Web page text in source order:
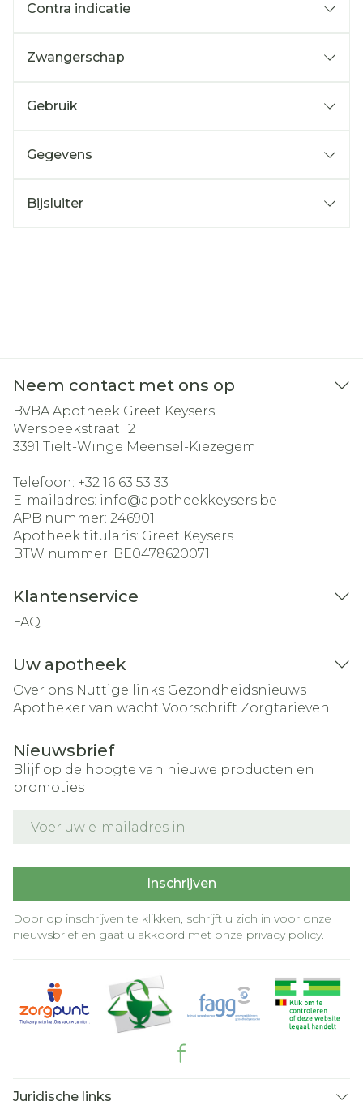
Contra indicatie
Zwangerschap
Gebruik
Gegevens
Bijsluiter
Neem contact met ons op
BVBA Apotheek Greet Keysers
Wersbeekstraat 12
3391 Tielt-Winge Meensel-Kiezegem
Telefoon: +32 16 63 53 33
E-mailadres: info@apotheekkeysers.be
APB nummer: 246901
Apotheek titularis: Greet Keysers
BTW nummer: BE0478620071
Klantenservice
FAQ
Uw apotheek
Over ons Nuttige links Gezondheidsnieuws
Apotheker van wacht Voorschrift Zorgtarieven
Nieuwsbrief
Blijf op de hoogte van nieuwe producten en
promoties
Inschrijven
Door op inschrijven te klikken, schrijft u zich in voor onze
nieuwsbrief en gaat u akkoord met onze privacy policy.
Juridische links